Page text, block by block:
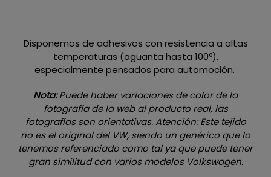
Disponemos de adhesivos con resistencia a altas
temperaturas (aguanta hasta 100º),
especialmente pensados para automoción.
Nota:Puede haber variaciones de color de la
fotografía de la web al producto real, las
fotografías son orientativas. Atención: Este tejido
no es el original del VW, siendo un genérico que lo
tenemos referenciado como tal ya que puede tener
gran similitud con varios modelos Volkswagen.